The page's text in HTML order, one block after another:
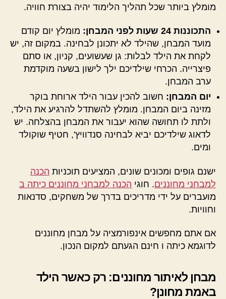
מומלץ ביותר שכל תהליך הלימוד יהיה בצורת חוויה.
התכוננות 24 שעות לפני המבחן:
מומלץ יום קודם
מועד המבחן, שהילד לא יתכונן לבחינה. במקום זה, יש
לקחת את הילד לבלות: גן שעשועים, קניון, או סתם
פיצרייה. הכרחי שילדיכם ילך לישון בשעה מוקדמת
ערב המבחן.
יום המבחן: חשוב להכין עבור הילד ארוחת בוקר
מזינה ביום המבחן. מומלץ להשתדל להרגיע את הילד,
ולתת לו תחושה שהוא יעבור את המבחן בהצלחה. יש
לדאוג שילדיכם יביא לבחינה סנדוויץ', חטיף שוקולד
ומים.
ישנם גופים ומכונים שונים, המציעים תוכניות הכנה
למבחני מחוננים. חוגי הכנה למבחני מחוננים כיתה ב
מועברים על ידי מדריכים בדרך של משחקים, סדנאות
וחוויות.
אם אתם מחפשים אינפורמציה על מבחן מחוננים
לדוגמא כיתה ו חינם הגעתם למקום הנכון.
מבחן לאיתור מחוננים: רק כאשר הילד
באמת מחונן?